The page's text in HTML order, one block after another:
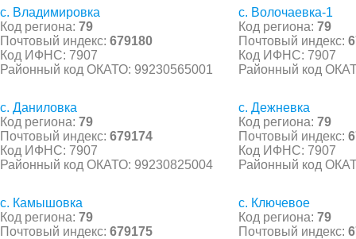
с. Владимировка
Код региона: 79
Почтовый индекс: 679180
Код ИФНС: 7907
Районный код ОКАТО: 99230565001
с. Волочаевка-1
Код региона: 79
Почтовый индекс:
Код ИФНС: 7907
Районный код
с. Даниловка
Код региона: 79
Почтовый индекс: 679174
Код ИФНС: 7907
Районный код ОКАТО: 99230825004
с. Дежневка
Код региона: 79
Почтовый индекс:
Код ИФНС: 7907
Районный код
с. Камышовка
Код региона: 79
Почтовый индекс: 679175
с. Ключевое
Код региона: 79
Почтовый индекс: